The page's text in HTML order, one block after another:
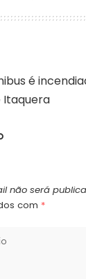
é
Itaquera
não será
com *